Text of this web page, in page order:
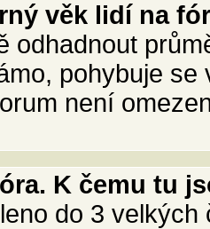
věk lidí na
odhadnout
pohybuje
není
K čemu tu
do 3